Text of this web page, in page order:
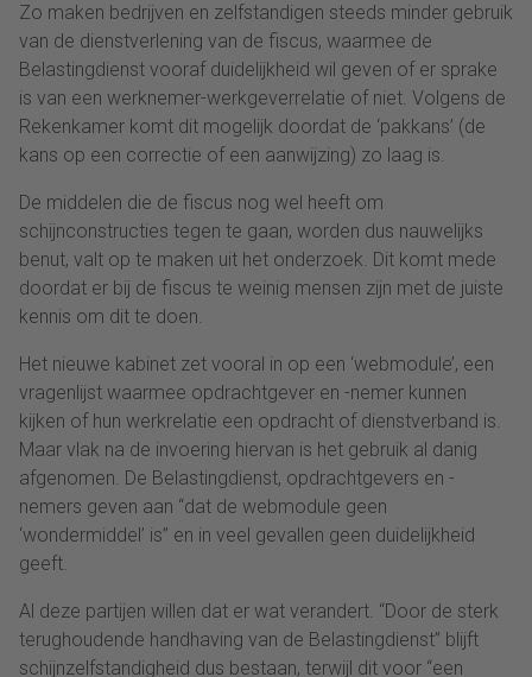
Zo maken bedrijven en zelfstandigen steeds minder gebruik
van de dienstverlening van de fiscus, waarmee de
Belastingdienst vooraf duidelijkheid wil geven of er sprake
is van een werknemer-werkgeverrelatie of niet. Volgens de
Rekenkamer komt dit mogelijk doordat de ‘pakkans’ (de
kans op een correctie of een aanwijzing) zo laag is.
De middelen die de fiscus nog wel heeft om
schijnconstructies tegen te gaan, worden dus nauwelijks
benut, valt op te maken uit het onderzoek. Dit komt mede
doordat er bij de fiscus te weinig mensen zijn met de juiste
kennis om dit te doen.
Het nieuwe kabinet zet vooral in op een ‘webmodule’, een
vragenlijst waarmee opdrachtgever en -nemer kunnen
kijken of hun werkrelatie een opdracht of dienstverband is.
Maar vlak na de invoering hiervan is het gebruik al danig
afgenomen. De Belastingdienst, opdrachtgevers en -
nemers geven aan “dat de webmodule geen
‘wondermiddel’ is” en in veel gevallen geen duidelijkheid
geeft.
Al deze partijen willen dat er wat verandert. “Door de sterk
terughoudende handhaving van de Belastingdienst” blijft
schijnzelfstandigheid dus bestaan, terwijl dit voor “een